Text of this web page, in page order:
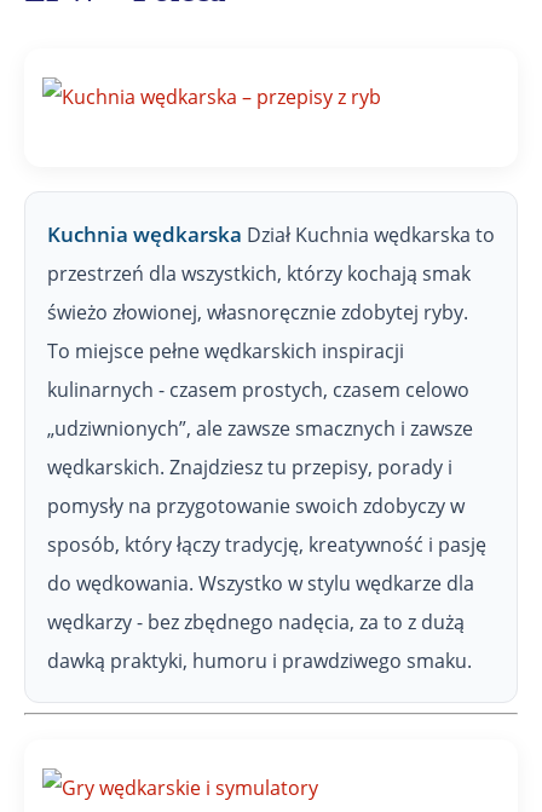
Kuchnia wędkarska Dział Kuchnia wędkarska to
przestrzeń dla wszystkich, którzy kochają smak
świeżo złowionej, własnoręcznie zdobytej ryby.
To miejsce pełne wędkarskich inspiracji
kulinarnych - czasem prostych, czasem celowo
„udziwnionych”, ale zawsze smacznych i zawsze
wędkarskich. Znajdziesz tu przepisy, porady i
pomysły na przygotowanie swoich zdobyczy w
sposób, który łączy tradycję, kreatywność i pasję
do wędkowania. Wszystko w stylu wędkarze dla
wędkarzy - bez zbędnego nadęcia, za to z dużą
dawką praktyki, humoru i prawdziwego smaku.